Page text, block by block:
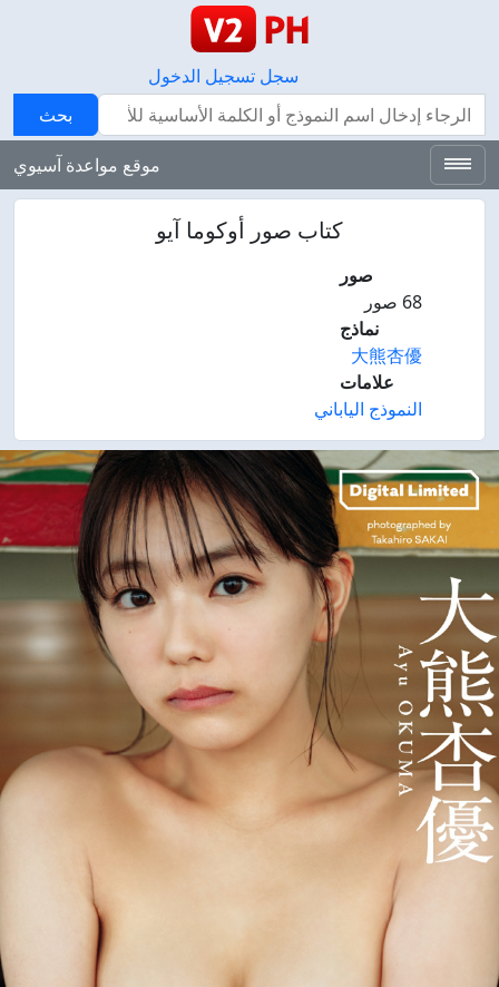
سجل تسجيل الدخول
بحث
بحث
موقع مواعدة آسيوي
كتاب صور أوكوما آيو
صور
68 صور
نماذج
大熊杏優
علامات
النموذج الياباني